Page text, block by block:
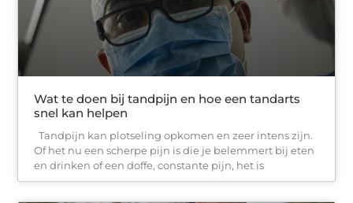
Wat te doen bij tandpijn en hoe een tandarts
snel kan helpen
Tandpijn kan plotseling opkomen en zeer intens zijn.
Of het nu een scherpe pijn is die je belemmert bij eten
en drinken of een doffe, constante pijn, het is